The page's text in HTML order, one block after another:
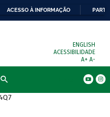
ACESSO À INFORMAÇÃO
ENGLISH
ACESSIBILIDADE
A+ A-